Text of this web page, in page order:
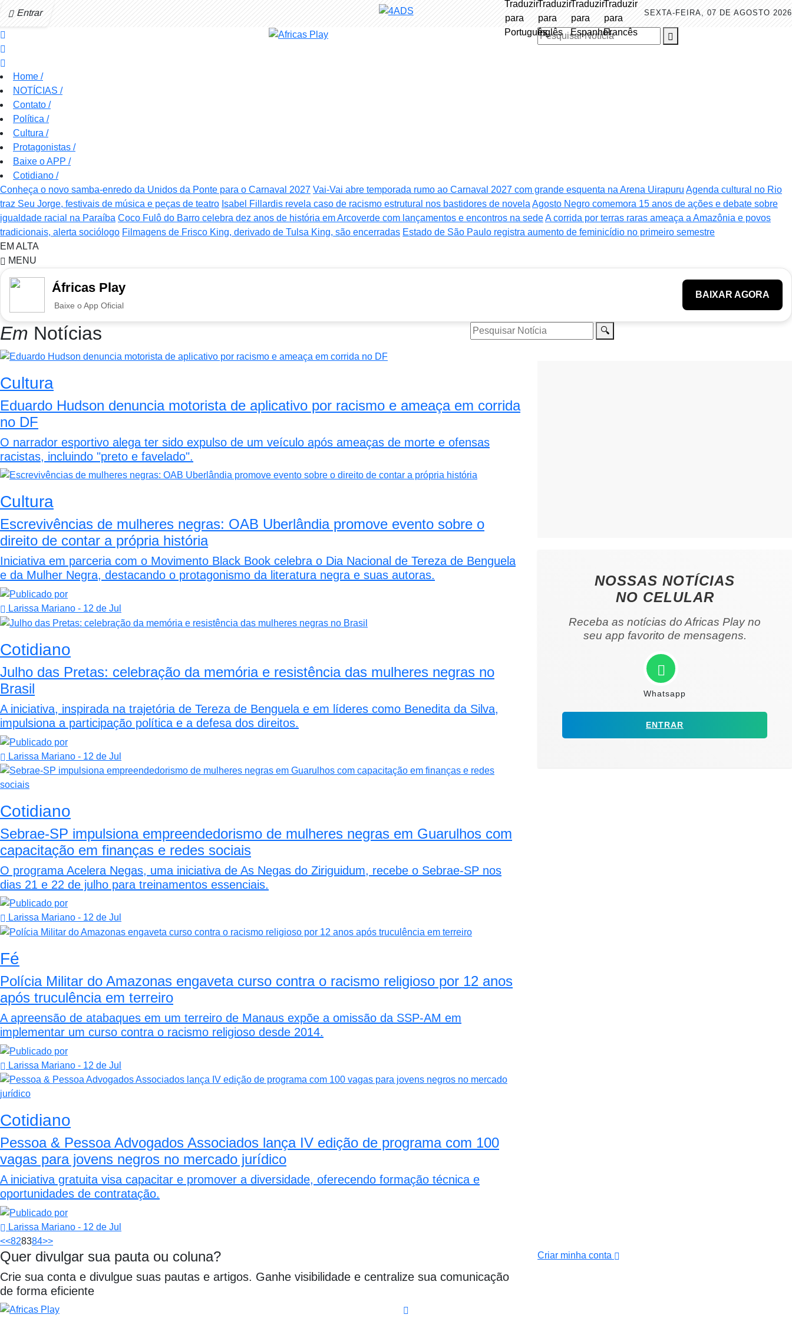
Entrar SEXTA-FEIRA, 07 DE AGOSTO 2026
Pesquisar Notícia
Home /
NOTÍCIAS /
Contato /
Política /
Cultura /
Protagonistas /
Baixe o APP /
Cotidiano /
Conheça o novo samba-enredo da Unidos da Ponte para o Carnaval 2027 Vai-Vai abre temporada rumo ao Carnaval 2027 com grande esquenta na Arena Uirapuru Agenda cultural no Rio
traz Seu Jorge, festivais de música e peças de teatro Isabel Fillardis revela caso de racismo estrutural nos bastidores de novela Agosto Negro comemora 15 anos de ações e debate sobre
igualdade racial na Paraíba Coco Fulô do Barro celebra dez anos de história em Arcoverde com lançamentos e encontros na sedeA corrida por terras raras ameaça a Amazônia e povos
tradicionais, alerta sociólogo Filmagens de Frisco King, derivado de Tulsa King, são encerradas Estado de São Paulo registra aumento de feminicídio no primeiro semestre
EM ALTA
MENU
Áfricas Play
Baixe o App Oficial
BAIXAR AGORA
Em Notícias 🔍
Cultura
Eduardo Hudson denuncia motorista de aplicativo por racismo e ameaça em corrida
no DF
O narrador esportivo alega ter sido expulso de um veículo após ameaças de morte e ofensas
racistas, incluindo "preto e favelado".
Cultura
Escrevivências de mulheres negras: OAB Uberlândia promove evento sobre o
direito de contar a própria história
Iniciativa em parceria com o Movimento Black Book celebra o Dia Nacional de Tereza de Benguela
e da Mulher Negra, destacando o protagonismo da literatura negra e suas autoras.
Larissa Mariano - 12 de Jul
Cotidiano
Julho das Pretas: celebração da memória e resistência das mulheres negras no
Brasil
A iniciativa, inspirada na trajetória de Tereza de Benguela e em líderes como Benedita da Silva,
impulsiona a participação política e a defesa dos direitos.
Larissa Mariano - 12 de Jul
Cotidiano
Sebrae-SP impulsiona empreendedorismo de mulheres negras em Guarulhos com
capacitação em finanças e redes sociais
O programa Acelera Negas, uma iniciativa de As Negas do Ziriguidum, recebe o Sebrae-SP nos
dias 21 e 22 de julho para treinamentos essenciais.
Larissa Mariano - 12 de Jul
Fé
Polícia Militar do Amazonas engaveta curso contra o racismo religioso por 12 anos
após truculência em terreiro
A apreensão de atabaques em um terreiro de Manaus expõe a omissão da SSP-AM em
implementar um curso contra o racismo religioso desde 2014.
Larissa Mariano - 12 de Jul
Cotidiano
Pessoa & Pessoa Advogados Associados lança IV edição de programa com 100
vagas para jovens negros no mercado jurídico
A iniciativa gratuita visa capacitar e promover a diversidade, oferecendo formação técnica e
oportunidades de contratação.
Larissa Mariano - 12 de Jul
<<828384>>
NOSSAS NOTÍCIAS
NO CELULAR
Receba as notícias do Africas Play no
seu app favorito de mensagens.
Whatsapp
ENTRAR
Quer divulgar sua pauta ou coluna?
Crie sua conta e divulgue suas pautas e artigos. Ganhe visibilidade e centralize sua comunicação
de forma eficiente
Criar minha conta